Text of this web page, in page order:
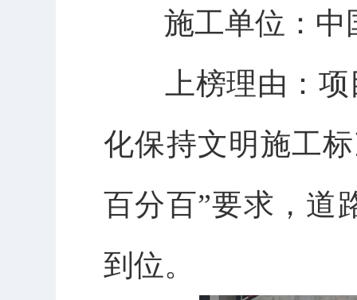
施工单位： 中
上榜理由： 项
化保持文明施工
百分百”要求，道
到位。